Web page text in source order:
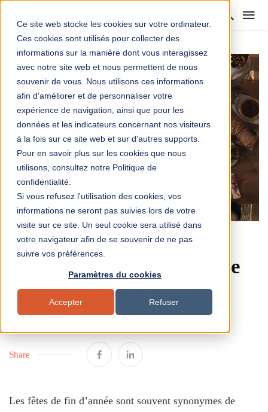
Ce site web stocke les cookies sur votre ordinateur.
Ces cookies sont utilisés pour collecter des
informations sur la manière dont vous interagissez
avec notre site web et nous permettent de nous
souvenir de vous. Nous utilisons ces informations
afin d'améliorer et de personnaliser votre
expérience de navigation, ainsi que pour les
données et les indicateurs concernant nos visiteurs
à la fois sur ce site web et sur d'autres supports.
Pour en savoir plus sur les cookies que nous
utilisons, consultez notre Politique de
confidentialité.
Si vous refusez l'utilisation des cookies, vos
informations ne seront pas suivies lors de votre
visite sur ce site. Un seul cookie sera utilisé dans
votre navigateur afin de se souvenir de ne pas
suivre vos préférences.
Paramètres du cookies
Accepter Refuser
DOSSIER NOËL AUTREMENT MANGER AUTREMENT
Noël sans gaspillage : que
faire des restes ?
Share
Les fêtes de fin d’année sont souvent synonymes de